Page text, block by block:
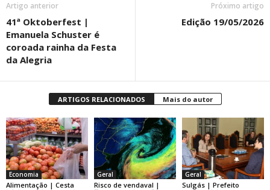
Artigo anterior
41ª Oktoberfest |
Emanuela Schuster é
coroada rainha da Festa
da Alegria
Próximo artigo
Edição 19/05/2026
ARTIGOS RELACIONADOS Mais do autor
Economia
Alimentação | Cesta
Geral
Risco de vendaval |
Geral
Sulgás | Prefeito